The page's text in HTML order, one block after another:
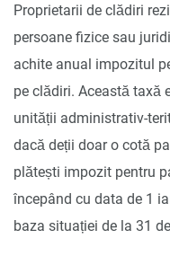
Proprietarii de clădiri
persoane fizice sau
achite anual impozitul
pe clădiri. Această taxă
unității administrativ-
dacă deții doar o cotă
plătești impozit pentru
începând cu data de 1
baza situației de la 31